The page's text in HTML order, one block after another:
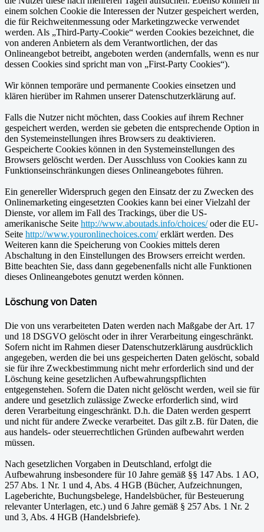
einem solchen Cookie die Interessen der Nutzer gespeichert werden,
die für Reichweitenmessung oder Marketingzwecke verwendet
werden. Als „Third-Party-Cookie“ werden Cookies bezeichnet, die
von anderen Anbietern als dem Verantwortlichen, der das
Onlineangebot betreibt, angeboten werden (andernfalls, wenn es nur
dessen Cookies sind spricht man von „First-Party Cookies“).
Wir können temporäre und permanente Cookies einsetzen und
klären hierüber im Rahmen unserer Datenschutzerklärung auf.
Falls die Nutzer nicht möchten, dass Cookies auf ihrem Rechner
gespeichert werden, werden sie gebeten die entsprechende Option in
den Systemeinstellungen ihres Browsers zu deaktivieren.
Gespeicherte Cookies können in den Systemeinstellungen des
Browsers gelöscht werden. Der Ausschluss von Cookies kann zu
Funktionseinschränkungen dieses Onlineangebotes führen.
Ein genereller Widerspruch gegen den Einsatz der zu Zwecken des
Onlinemarketing eingesetzten Cookies kann bei einer Vielzahl der
Dienste, vor allem im Fall des Trackings, über die US-
amerikanische Seite http://www.aboutads.info/choices/oder die EU-
Seite http://www.youronlinechoices.com/erklärt werden. Des
Weiteren kann die Speicherung von Cookies mittels deren
Abschaltung in den Einstellungen des Browsers erreicht werden.
Bitte beachten Sie, dass dann gegebenenfalls nicht alle Funktionen
dieses Onlineangebotes genutzt werden können.
Löschung von Daten
Die von uns verarbeiteten Daten werden nach Maßgabe der Art. 17
und 18 DSGVO gelöscht oder in ihrer Verarbeitung eingeschränkt.
Sofern nicht im Rahmen dieser Datenschutzerklärung ausdrücklich
angegeben, werden die bei uns gespeicherten Daten gelöscht, sobald
sie für ihre Zweckbestimmung nicht mehr erforderlich sind und der
Löschung keine gesetzlichen Aufbewahrungspflichten
entgegenstehen. Sofern die Daten nicht gelöscht werden, weil sie für
andere und gesetzlich zulässige Zwecke erforderlich sind, wird
deren Verarbeitung eingeschränkt. D.h. die Daten werden gesperrt
und nicht für andere Zwecke verarbeitet. Das gilt z.B. für Daten, die
aus handels- oder steuerrechtlichen Gründen aufbewahrt werden
müssen.
Nach gesetzlichen Vorgaben in Deutschland, erfolgt die
Aufbewahrung insbesondere für 10 Jahre gemäß §§ 147 Abs. 1 AO,
257 Abs. 1 Nr. 1 und 4, Abs. 4 HGB (Bücher, Aufzeichnungen,
Lageberichte, Buchungsbelege, Handelsbücher, für Besteuerung
relevanter Unterlagen, etc.) und 6 Jahre gemäß § 257 Abs. 1 Nr. 2
und 3, Abs. 4 HGB (Handelsbriefe).